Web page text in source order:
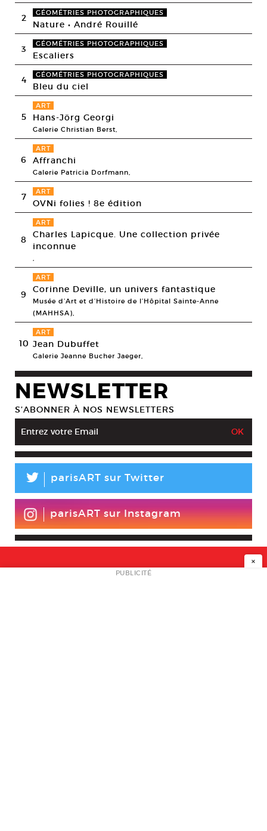
2 GÉOMÉTRIES PHOTOGRAPHIQUES
Nature • André Rouillé
3 GÉOMÉTRIES PHOTOGRAPHIQUES
Escaliers
4 GÉOMÉTRIES PHOTOGRAPHIQUES
Bleu du ciel
5
ART
Hans-Jörg Georgi
Galerie Christian Berst,
6
ART
Affranchi
Galerie Patricia Dorfmann,
7 ART
OVNi folies ! 8e édition
8
ART
Charles Lapicque. Une collection privée
inconnue
,
9
ART
Corinne Deville, un univers fantastique
Musée d’Art et d’Histoire de l’Hôpital Sainte-Anne
(MAHHSA),
10
ART
Jean Dubuffet
Galerie Jeanne Bucher Jaeger,
NEWSLETTER
S’ABONNER À NOS NEWSLETTERS
L parisART sur Twitter
parisART sur Instagram
NEWSLETTER
×
PUBLICITÉ